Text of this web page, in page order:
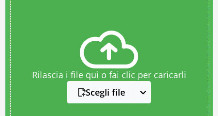
Rilascia i file qui o fai clic per caricarli
Scegli file